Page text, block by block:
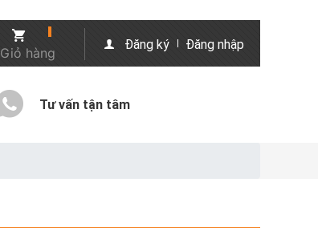
Giỏ hàng
Đăng ký Đăng nhập
Tư vấn tận tâm